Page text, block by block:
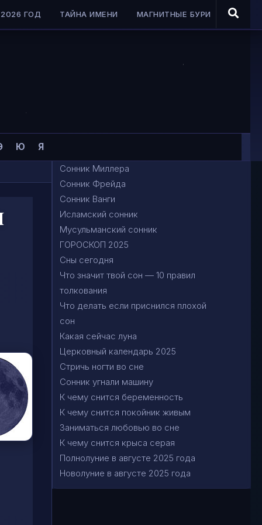
ГОД ТАЙНА ИМЕНИ МАГНИТНЫЕ БУРИ
Ю Я
Сонник Миллера
Сонник Фрейда
Сонник Ванги
Исламский сонник
Мусульманский сонник
ГОРОСКОП 2025
Сны сегодня
Что значит твой сон — 10 правил
толкования
Что делать если приснился плохой
сон
Какая сейчас луна
Церковный календарь 2025
Стричь ногти во сне
Сонник угнали машину
К чему снится беременность
К чему снится покойник живым
Заниматься любовью во сне
К чему снится крыса серая
Полнолуние в августе 2025 года
Новолуние в августе 2025 года